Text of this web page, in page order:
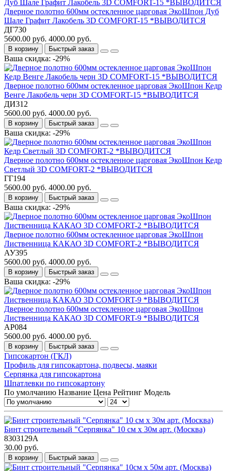
Дверное полотно 600мм остекленное царговая ЭкоШпон Дуб
Шале Графит Лакобель 3D COMFORT-15 *ВЫВОДИТСЯ
ДГ730
5600.00 руб. 4000.00 руб.
В корзину Быстрый заказ
Ваша скидка: -29%
Дверное полотно 600мм остекленное царговая ЭкоШпон Кедр
Венге Лакобель черн 3D COMFORT-15 *ВЫВОДИТСЯ
ДИ312
5600.00 руб. 4000.00 руб.
В корзину Быстрый заказ
Ваша скидка: -29%
Дверное полотно 600мм остекленное царговая ЭкоШпон Кедр
Светлый 3D COMFORT-2 *ВЫВОДИТСЯ
ГГ194
5600.00 руб. 4000.00 руб.
В корзину Быстрый заказ
Ваша скидка: -29%
Дверное полотно 600мм остекленное царговая ЭкоШпон
Лиственница КАКАО 3D COMFORT-2 *ВЫВОДИТСЯ
АУ395
5600.00 руб. 4000.00 руб.
В корзину Быстрый заказ
Ваша скидка: -29%
Дверное полотно 600мм остекленное царговая ЭкоШпон
Лиственница КАКАО 3D COMFORT-9 *ВЫВОДИТСЯ
АР084
5600.00 руб. 4000.00 руб.
В корзину Быстрый заказ
Гипсокартон (ГКЛ)
Профиль для гипсокартона, подвесы, маяки
Серпянка для гипсокартона
Шпатлевки по гипсокартону
По умолчанию Название Цена Рейтинг Модель
Бинт строительный "Серпянка" 10 см х 30м арт. (Москва)
8303129А
30.00 руб.
В корзину Быстрый заказ